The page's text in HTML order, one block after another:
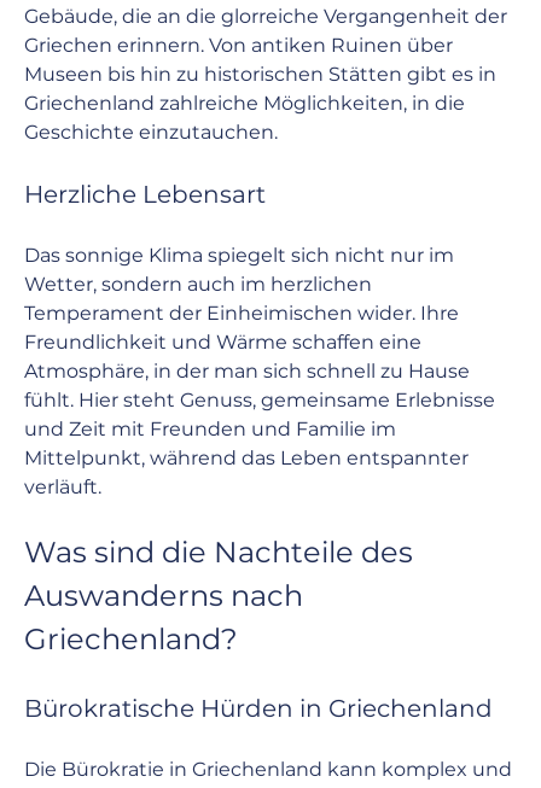
Gebäude, die an die glorreiche Vergangenheit der
Griechen erinnern. Von antiken Ruinen über
Museen bis hin zu historischen Stätten gibt es in
Griechenland zahlreiche Möglichkeiten, in die
Geschichte einzutauchen.
Herzliche Lebensart
Das sonnige Klima spiegelt sich nicht nur im
Wetter, sondern auch im herzlichen
Temperament der Einheimischen wider. Ihre
Freundlichkeit und Wärme schaffen eine
Atmosphäre, in der man sich schnell zu Hause
fühlt. Hier steht Genuss, gemeinsame Erlebnisse
und Zeit mit Freunden und Familie im
Mittelpunkt, während das Leben entspannter
verläuft.
Was sind die Nachteile des
Auswanderns nach
Griechenland?
Bürokratische Hürden in Griechenland
Die Bürokratie in Griechenland kann komplex und